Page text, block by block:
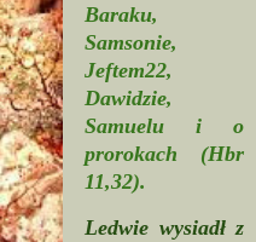
Baraku,
Samsonie,
Jeftem22,
Dawidzie,
Samuelu i o
prorokach (Hbr
11,32).
Ledwie wysiadł z